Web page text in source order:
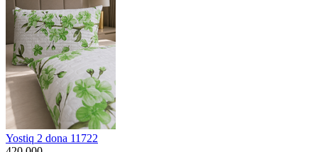
Yostiq 2 dona 11722